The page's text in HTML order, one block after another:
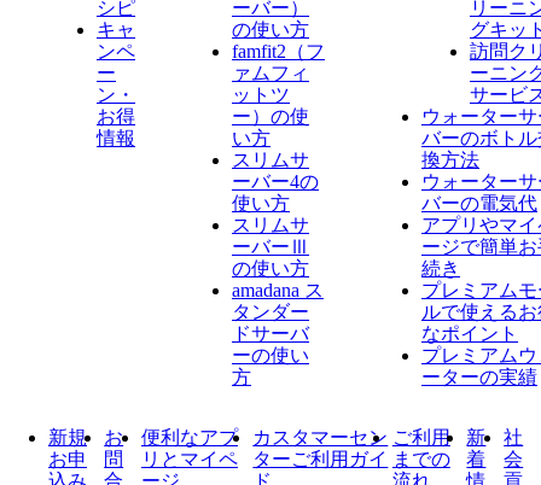
シピ
キャ
ンペ
ー
ン・
お得
情報
ーバー）
の使い方
famfit2（フ
ァムフィ
ットツ
ー）の使
い方
スリムサ
ーバー4の
使い方
スリムサ
ーバーⅢ
の使い方
amadana ス
タンダー
ドサーバ
ーの使い
方
リーニ
グキッ
訪問ク
ーニン
サービ
ウォーター
バーのボトル
換方法
ウォーター
バーの電気代
アプリやマイ
ージで簡単お
続き
プレミアムモ
ルで使える
なポイント
プレミアムウ
ーターの実績
新規
お申
込み
お
問
合
便利なアプ
リとマイペ
ージ
カスタマーセン
ターご利用ガイ
ド
ご利用
までの
流れ
新
着
情
社
会
貢